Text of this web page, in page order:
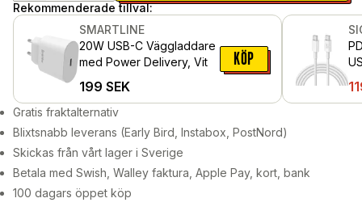
Rekommenderade tillval:
SMARTLINE
20W USB-C Väggladdare
med Power Delivery, Vit
199 SEK
KÖP
Gratis fraktalternativ
Blixtsnabb leverans (Early Bird, Instabox, PostNord)
Skickas från vårt lager i Sverige
Betala med Swish, Walley faktura, Apple Pay, kort, bank
100 dagars öppet köp